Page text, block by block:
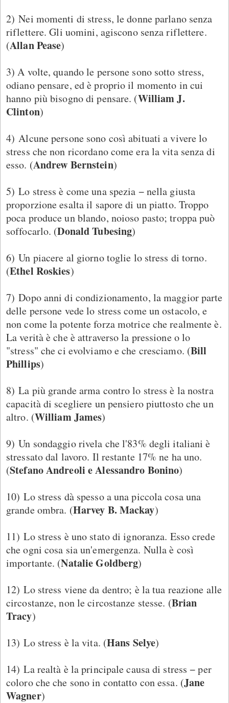
2) Nei momenti di stress, le donne parlano senza
riflettere. Gli uomini, agiscono senza riflettere.
(Allan Pease)
3) A volte, quando le persone sono sotto stress,
odiano pensare, ed è proprio il momento in cui
hanno più bisogno di pensare. (William J.
Clinton)
4) Alcune persone sono così abituati a vivere lo
stress che non ricordano come era la vita senza di
esso. (Andrew Bernstein)
5) Lo stress è come una spezia − nella giusta
proporzione esalta il sapore di un piatto. Troppo
poca produce un blando, noioso pasto; troppa può
soffocarlo. (Donald Tubesing)
6) Un piacere al giorno toglie lo stress di torno.
(Ethel Roskies)
7) Dopo anni di condizionamento, la maggior parte
delle persone vede lo stress come un ostacolo, e
non come la potente forza motrice che realmente è.
La verità è che è attraverso la pressione o lo
"stress" che ci evolviamo e che cresciamo. (Bill
Phillips)
8) La più grande arma contro lo stress è la nostra
capacità di scegliere un pensiero piuttosto che un
altro. (William James)
9) Un sondaggio rivela che l'83% degli italiani è
stressato dal lavoro. Il restante 17% ne ha uno.
(Stefano Andreoli e Alessandro Bonino)
10) Lo stress dà spesso a una piccola cosa una
grande ombra. (Harvey B. Mackay)
11) Lo stress è uno stato di ignoranza. Esso crede
che ogni cosa sia un'emergenza. Nulla è così
importante. (Natalie Goldberg)
12) Lo stress viene da dentro; è la tua reazione alle
circostanze, non le circostanze stesse. (Brian
Tracy)
13) Lo stress è la vita. (Hans Selye)
14) La realtà è la principale causa di stress − per
coloro che che sono in contatto con essa. (Jane
Wagner)